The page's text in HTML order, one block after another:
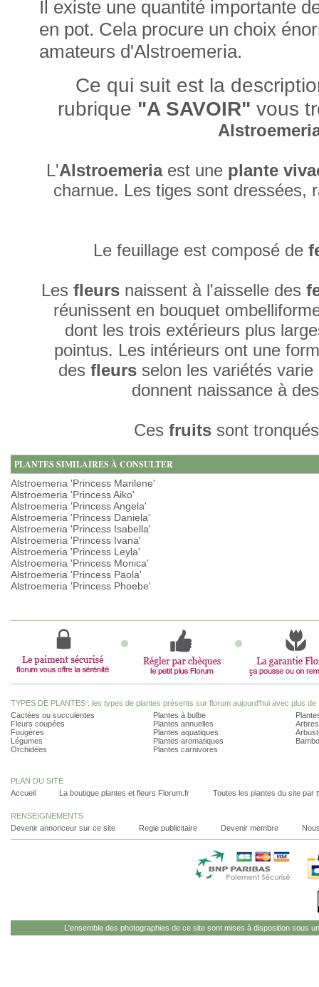
Il existe une quantité importante
en pot. Cela procure un choix
amateurs d'Alstroemeria.
Ce qui suit est la
rubrique "A SAVOIR" vous
L'Alstroemeriaest une plante
charnue. Les tiges sont dressées,
Le feuillage est composé de
Les fleurs naissent à l'aisselle des
réunissent en bouquet
dont les trois extérieurs plus
pointus. Les intérieurs ont une
des fleurs selon les variétés
donnent naissance à
Ces fruits sont
PLANTES SIMILAIRES À CONSULTER
Alstroemeria 'Princess Marilene'
Alstroemeria 'Princess Aiko'
Alstroemeria 'Princess Angela'
Alstroemeria 'Princess Daniela'
Alstroemeria 'Princess Isabella'
Alstroemeria 'Princess Ivana'
Alstroemeria 'Princess Leyla'
Alstroemeria 'Princess Monica'
Alstroemeria 'Princess Paola'
Alstroemeria 'Princess Phoebe'
TYPES DE PLANTES : les types de plantes présents sur florum aujourd'hui avec plus de
Cactées ou succulentes
Fleurs coupées
Fougères
Légumes
Orchidées
Plantes à bulbe
Plantes annuelles
Plantes aquatiques
Plantes aromatiques
Plantes carnivores
PLAN DU SITE
Accueil
La boutique plantes et fleurs Florum.fr Toutes les plantes du site par
RENSEIGNEMENTS
Devenir annonceur sur ce site
Regie publicitaire Devenir membre
L'ensemble des photographies de ce site sont mises à disposition sous